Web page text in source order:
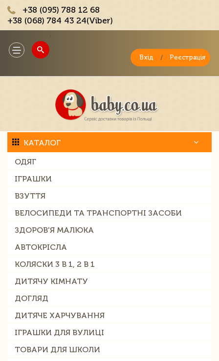
+38 (095) 788 12 68
+38 (068) 784 43 24(Viber)
Toggle
navigation
Вхід / Реєстрація
КАТАЛОГ
ОДЯГ
ІГРАШКИ
ВЗУТТЯ
ВЕЛОСИПЕДИ ТА ТРАНСПОРТНІ ЗАСОБИ
ЗДОРОВ'Я МАЛЮКА
АВТОКРІСЛА
КОЛЯСКИ 3 В 1, 2 В 1
ДИТЯЧУ КІМНАТУ
ДОГЛЯД
ДИТЯЧЕ ХАРЧУВАННЯ
ІГРАШКИ ДЛЯ ВУЛИЦІ
ТОВАРИ ДЛЯ ШКОЛИ